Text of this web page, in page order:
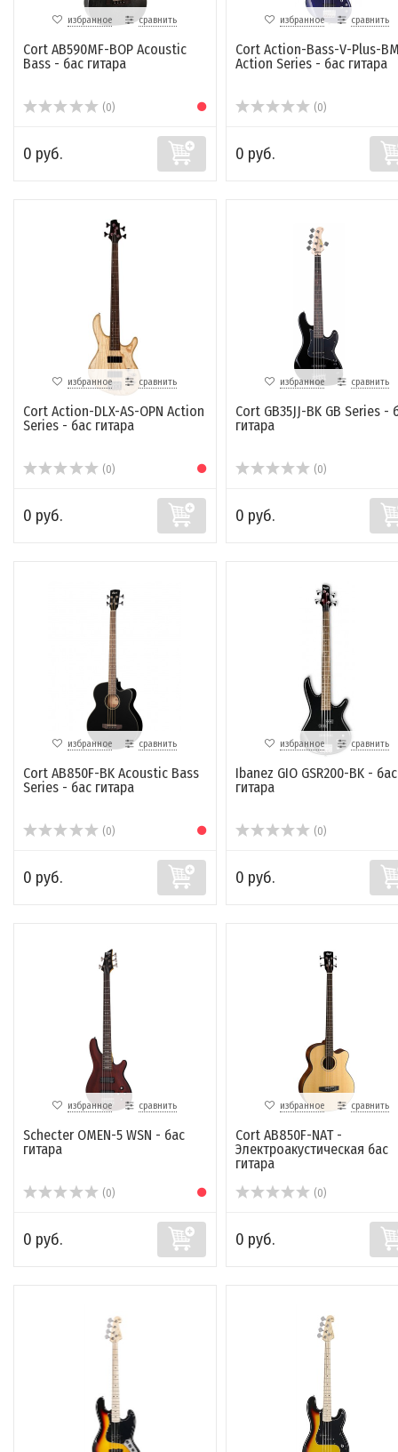
избранное сравнить
Cort AB590MF-BOP Acoustic
Bass - бас гитара
(0)
0 руб.
избранное сравнить
Cort Action-Bass-V-Plus-
Action Series - бас гитара
(0)
0 руб.
избранное сравнить
Cort Action-DLX-AS-OPN Action
Series - бас гитара
(0)
0 руб.
избранное сравнить
Cort GB35JJ-BK GB Series -
гитара
(0)
0 руб.
избранное сравнить
Cort AB850F-BK Acoustic Bass
Series - бас гитара
(0)
0 руб.
избранное сравнить
Ibanez GIO GSR200-BK -
гитара
(0)
0 руб.
избранное сравнить
Schecter OMEN-5 WSN - бас
гитара
(0)
0 руб.
избранное сравнить
Cort AB850F-NAT -
Электроакустическая бас
гитара
(0)
0 руб.